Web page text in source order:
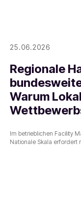
25.06.2026
Regionale
Warum
Im betrieblichen Facility
Nationale Skala erfordert